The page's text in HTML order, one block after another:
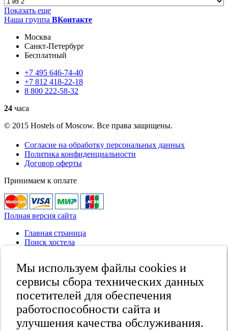
Показать еще
Наша группа ВКонтакте
Москва
Санкт-Петербург
Бесплатный
+7 495 646-74-40
+7 812 418-22-18
8 800 222-58-32
24 часа
© 2015 Hostels of Moscow. Все права защищены.
Согласие на обработку персональных данных
Политика конфиденциальности
Договор оферты
Принимаем к оплате
Мы используем файлы cookies и
сервисы сбора технических данных
посетителей для обеспечения
работоспособности сайта и
улучшения качества обслуживания.
Полная версия сайта
Главная страница
Поиск хостела
Каталог хостелов
Как оплатить
Контакты
Наши группы
в социальных сетях